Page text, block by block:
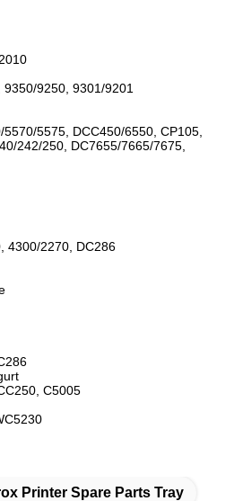
9250, 9301/9201
5575, DCC450/6550, CP105,
242/250, DC7655/7665/7675,
4300/2270, DC286
C5005
Printer Spare Parts Tray